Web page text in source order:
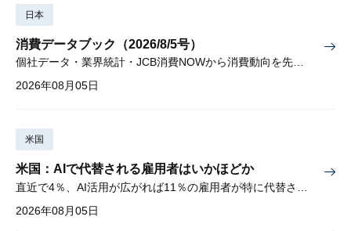
日本
消費データブック（2026/8/5号）
個社データ・業界統計・JCB消費NOWから消費動向を先取り
2026年08月05日
米国
米国：AIで代替される雇用者はいかほどか
2026年08月05日